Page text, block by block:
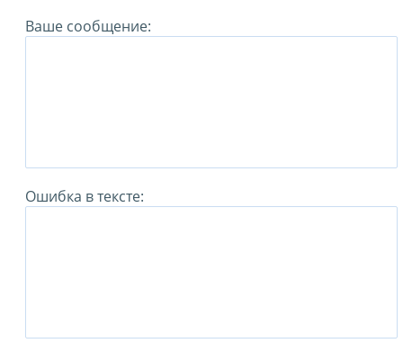
Ваше сообщение:
Ошибка в тексте: